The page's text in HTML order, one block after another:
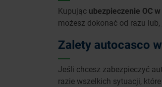
Kupując ubezpieczenie OC
możesz dokonać od razu
Zalety autocasco
Jeśli chcesz zabezpieczyć
razie wszelkich sytuacji,